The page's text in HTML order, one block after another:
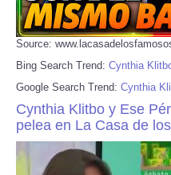
Source:
Bing Search Trend: Cynthia
Google Search Trend: Cynthia
Cynthia Klitbo y Ese
pelea en La Casa de